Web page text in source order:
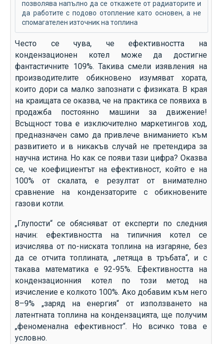
позволява напълно да се откажете от радиаторите и
да работите с подово отопление като основен, а не
спомагателен източник на топлина
Често се чува, че ефективността на
кондензационен котел може да достигне
фантастичните 109%. Такива смели изявления на
производителите обикновено изумяват хората,
които дори са малко запознати с физиката. В края
на краищата се оказва, че на практика се появиха в
продажба постоянно машини за движение!
Всъщност това е изключително маркетингов ход,
предназначен само да привлече вниманието към
развитието и в никакъв случай не претендира за
научна истина. Но как се появи тази цифра? Оказва
се, че коефициентът на ефективност, който е на
100% от скалата, е резултат от внимателно
сравнение на кондензаторите с обикновените
газови котли.
„Глупости“ се обясняват от експерти по следния
начин: ефективността на типичния котел се
изчислява от по-ниската топлина на изгаряне, без
да се отчита топлината, „летяща в тръбата“, и с
такава математика е 92-95%. Ефективността на
кондензационния котел по този метод на
изчисление е колкото 100%. Ако добавим към него
8–9% „заряд на енергия“ от използването на
латентната топлина на кондензацията, ще получим
„феноменална ефективност“. Но всичко това е
условно.